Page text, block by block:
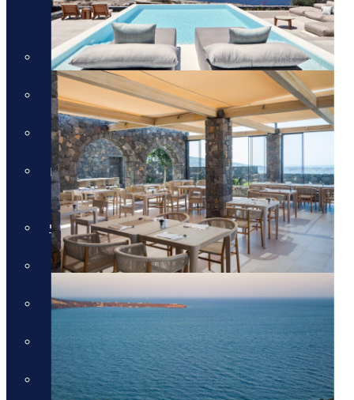
חופשות הכל כלול
חבילות למשפחות
מלונות למבוגרים בלבד
חבילות נופש בחגי תשרי באיי יוון
וקפריסין
חבילות נופש לאתונה בחגי תשרי
חבילות לקפריסין
חבילות לכרתים
חבילות לקורפו
חבילות לקוסטה נברינו